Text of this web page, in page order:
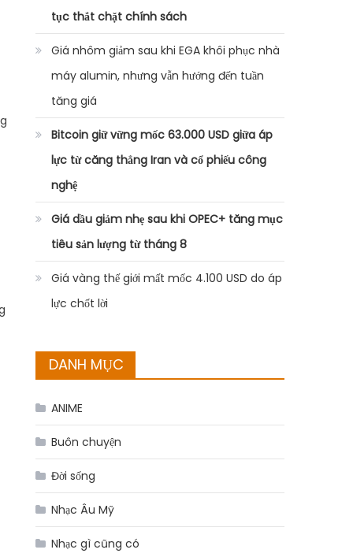
tục thắt chặt chính sách
Giá nhôm giảm sau khi EGA khôi phục nhà
máy alumin, nhưng vẫn hướng đến tuần
tăng giá
Bitcoin giữ vững mốc 63.000 USD giữa áp
lực từ căng thẳng Iran và cổ phiếu công
nghệ
Giá dầu giảm nhẹ sau khi OPEC+ tăng mục
tiêu sản lượng từ tháng 8
Giá vàng thế giới mất mốc 4.100 USD do áp
lực chốt lời
DANH MỤC
ANIME
Buôn chuyện
Đời sống
Nhạc Âu Mỹ
Nhạc gì cũng có